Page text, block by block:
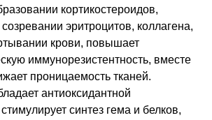
кортикостероидов,
эритроцитов, коллагена,
крови, повышает
иммунорезистентность, вместе
проницаемость тканей.
антиоксидантной
синтез гема и белков,